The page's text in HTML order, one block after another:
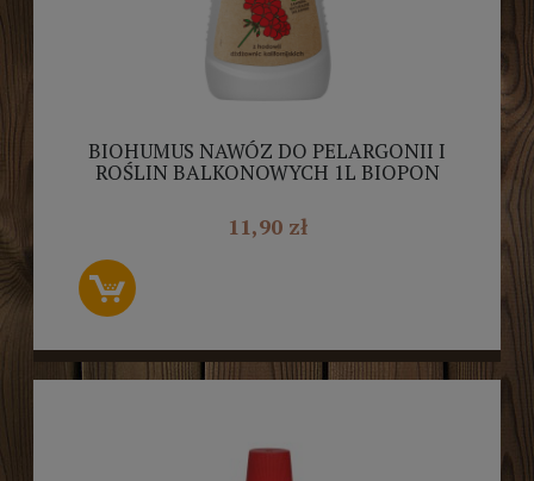
BIOHUMUS NAWÓZ DO PELARGONII I
ROŚLIN BALKONOWYCH 1L BIOPON
11,90 zł